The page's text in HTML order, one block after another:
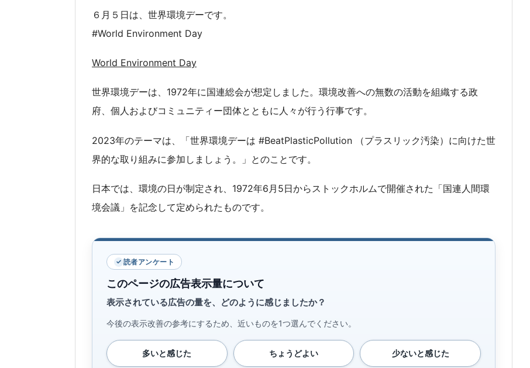
６月５日は、世界環境デーです。
#World Environment Day
World Environment Day
世界環境デーは、1972年に国連総会が想定しました。環境改善への無数の活動を組織する政
府、個人およびコミュニティー団体とともに人々が行う行事です。
2023年のテーマは、「世界環境デーは #BeatPlasticPollution （プラスリック汚染）に向けた世
界的な取り組みに参加しましょう。」とのことです。
日本では、環境の日が制定され、1972年6月5日からストックホルムで開催された「国連人間環
境会議」を記念して定められたものです。
読者アンケート
このページの広告表示量について
表示されている広告の量を、どのように感じましたか？
今後の表示改善の参考にするため、近いものを1つ選んでください。
多いと感じた ちょうどよい 少ないと感じた